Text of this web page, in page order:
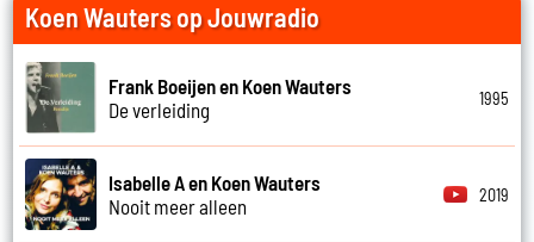
Koen Wauters op Jouwradio
Frank Boeijen en Koen Wauters
De verleiding
1995
Isabelle A en Koen Wauters
Nooit meer alleen
2019